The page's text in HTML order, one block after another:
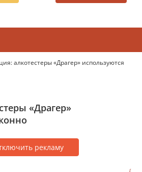
алкотестеры «Драгер» используются
«Драгер»
рекламу